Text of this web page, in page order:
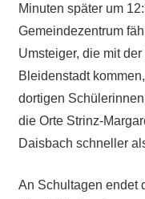
Minuten später um
Gemeindezentrum
Umsteiger, die mit
Bleidenstadt
dortigen
die Orte Strinz-
Daisbach schneller
An Schultagen endet